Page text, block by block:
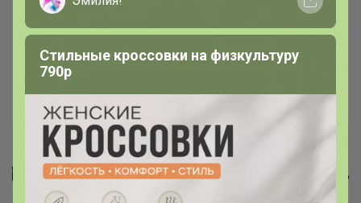
Pepfer — дизайнерские сумки
Леныра
Стильные кроссовки на физкультуру
790р